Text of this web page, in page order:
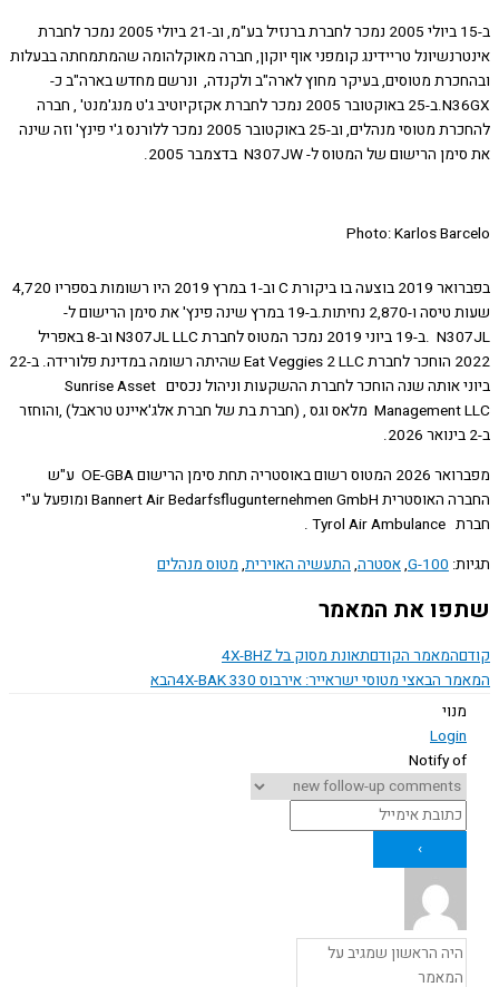
ב-15 ביולי 2005 נמכר לחברת ברנזיל בע"מ, וב-21 ביולי 2005 נמכר לחברת
אינטרנשיונל טריידינג קומפני אוף יוקון, חברה מאוקלהומה שהמתמחתה בבעלות
ובהחכרת מטוסים, בעיקר מחוץ לארה"ב ולקנדה, ונרשם מחדש בארה"ב כ-
N36GX.ב-25 באוקטובר 2005 נמכר לחברת אקזקיוטיב ג'ט מנג'מנט' , חברה
להחכרת מטוסי מנהלים, וב-25 באוקטובר 2005 נמכר ללורנס ג'י פינץ' וזה שינה
את סימן הרישום של המטוס ל- N307JW בדצמבר 2005.
Photo: Karlos Barcelo
בפברואר 2019 בוצעה בו ביקורת C וב-1 במרץ 2019 היו רשומות בספריו 4,720
שעות טיסה ו-2,870 נחיתות.ב-19 במרץ שינה פינץ' את סימן הרישום ל-
N307JL .ב-19 ביוני 2019 נמכר המטוס לחברת N307JL LLC וב-8 באפריל
2022 הוחכר לחברת Eat Veggies 2 LLC שהיתה רשומה במדינת פלורידה. ב-22
ביוני אותה שנה הוחכר לחברת ההשקעות וניהול נכסים Sunrise Asset
Management LLC מלאס וגס , (חברת בת של חברת אלג'איינט טראבל) ,והוחזר
ב-2 בינואר 2026.
מפברואר 2026 המטוס רשום באוסטריה תחת סימן הרישום OE-GBA ע"ש
החברה האוסטרית Bannert Air Bedarfsflugunternehmen GmbH ומופעל ע"י
חברת Tyrol Air Ambulance .
תגיות: G-100
,אסטרה, התעשיה האוירית, מטוס מנהלים
שתפו את המאמר
קודםהמאמר הקודםתאונת מסוק בל 4X-BHZ
המאמר הבאצי מטוסי ישראייר: אירבוס 4X-BAK 330
הבא
מנוי
Login
Notify of